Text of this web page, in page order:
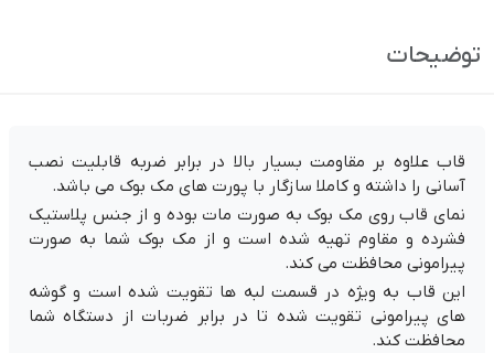
توضیحات
قاب علاوه بر مقاومت بسیار بالا در برابر ضربه قابلیت نصب
آسانی را داشته و کاملا سازگار با پورت های مک بوک می باشد.
نمای قاب روی مک بوک به صورت مات بوده و از جنس پلاستیک
فشرده و مقاوم تهیه شده است و از مک بوک شما به صورت
پیرامونی محافظت می کند.
این قاب به ویژه در قسمت لبه ها تقویت شده است و گوشه
های پیرامونی تقویت شده تا در برابر ضربات از دستگاه شما
محافظت کند.